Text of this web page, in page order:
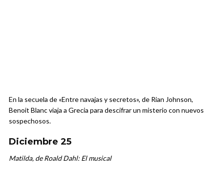
En la secuela de «Entre navajas y secretos», de Rian Johnson,
Benoit Blanc viaja a Grecia para descifrar un misterio con nuevos
sospechosos.
Diciembre 25
Matilda, de Roald Dahl: El musical